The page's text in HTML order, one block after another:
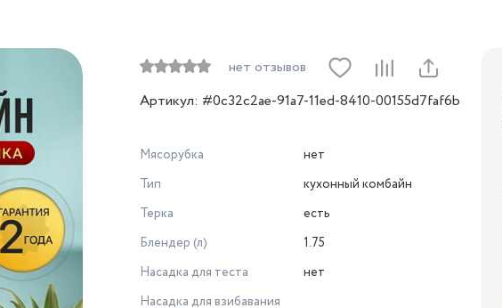
нет отзывов
Артикул: #0c32c2ae-91a7-11ed-8410-00155d7faf6b
Мясорубка
нет
Тип
кухонный комбайн
Терка
есть
Блендер (л)
1.75
Насадка для теста
нет
Насадка для взибавания